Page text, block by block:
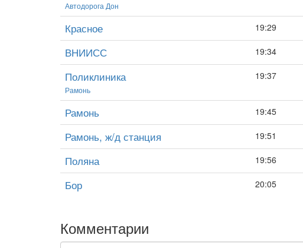
Автодорога Дон
Красное 19:29
ВНИИСС 19:34
Поликлиника
Рамонь
19:37
Рамонь 19:45
Рамонь, ж/д станция 19:51
Поляна 19:56
Бор 20:05
Комментарии